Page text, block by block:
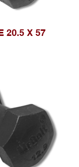
20.5 X 57